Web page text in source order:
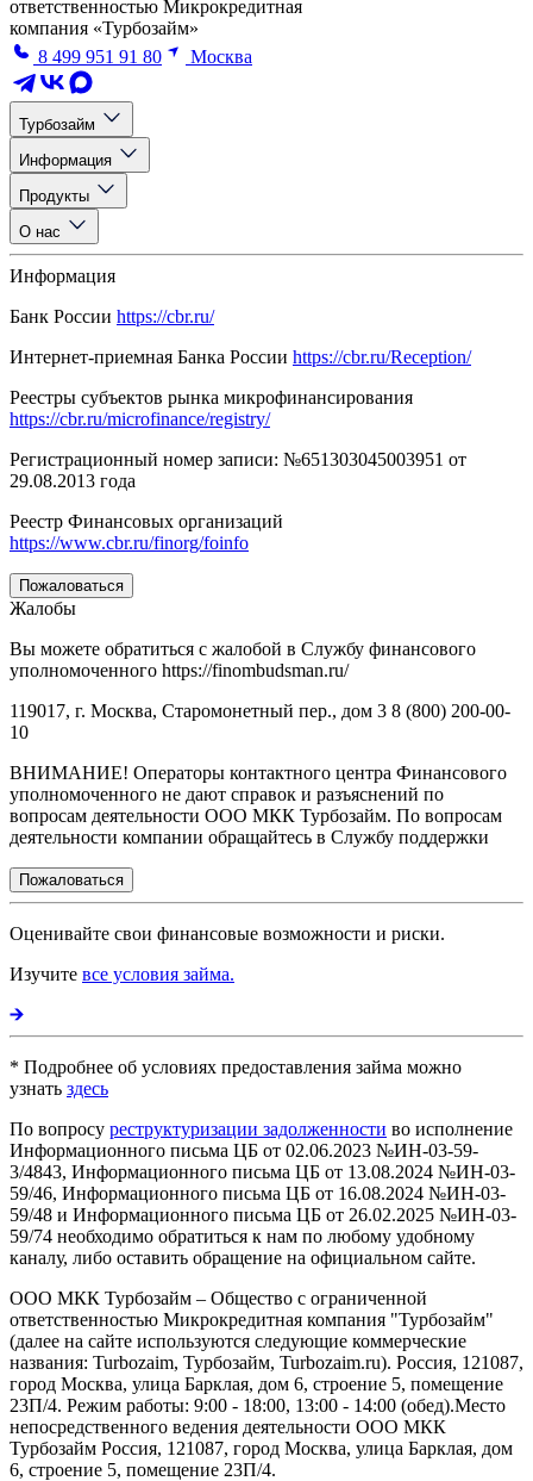
ответственностью Микрокредитная
компания «Турбозайм»
8 499 951 91 80
Москва
Турбозайм
Информация
Продукты
О нас
Информация
Банк России https://cbr.ru/
Интернет-приемная Банка России https://cbr.ru/Reception/
Реестры субъектов рынка микрофинансирования
https://cbr.ru/microfinance/registry/
Регистрационный номер записи: №651303045003951 от
29.08.2013 года
Реестр Финансовых организаций
https://www.cbr.ru/finorg/foinfo
Пожаловаться
Жалобы
Вы можете обратиться с жалобой в Службу финансового
уполномоченного https://finombudsman.ru/
119017, г. Москва, Старомонетный пер., дом 3 8 (800) 200-00-
10
ВНИМАНИЕ! Операторы контактного центра Финансового
уполномоченного не дают справок и разъяснений по
вопросам деятельности ООО МКК Турбозайм. По вопросам
деятельности компании обращайтесь в Службу поддержки
Пожаловаться
Оценивайте свои финансовые возможности и риски.
Изучите все условия займа.
* Подробнее об условиях предоставления займа можно
узнать здесь
По вопросу реструктуризации задолженности во исполнение
Информационного письма ЦБ от 02.06.2023 №ИН-03-59-
3/4843, Информационного письма ЦБ от 13.08.2024 №ИН-03-
59/46, Информационного письма ЦБ от 16.08.2024 №ИН-03-
59/48 и Информационного письма ЦБ от 26.02.2025 №ИН-03-
59/74 необходимо обратиться к нам по любому удобному
каналу, либо оставить обращение на официальном сайте.
ООО МКК Турбозайм – Общество с ограниченной
ответственностью Микрокредитная компания "Турбозайм"
(далее на сайте используются следующие коммерческие
названия: Turbozaim, Турбозайм, Turbozaim.ru). Россия, 121087,
город Москва, улица Барклая, дом 6, строение 5, помещение
23П/4. Режим работы: 9:00 - 18:00, 13:00 - 14:00 (обед).Место
непосредственного ведения деятельности ООО МКК
Турбозайм Россия, 121087, город Москва, улица Барклая, дом
6, строение 5, помещение 23П/4.